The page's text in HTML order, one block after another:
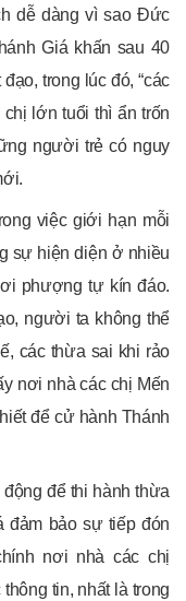
dễ dàng vì sao Đức
Giá khấn sau 40
trong lúc đó, “các
lớn tuổi thì ẩn trốn
người trẻ có nguy
việc giới hạn mỗi
sự hiện diện ở nhiều
phượng tự kín đáo.
người ta không thể
các thừa sai khi rảo
nơi nhà các chị Mến
để cử hành Thánh
để thi hành thừa
đảm bảo sự tiếp đón
nơi nhà các chị
tin, nhất là trong